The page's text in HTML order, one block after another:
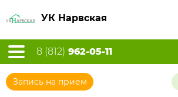
УК Нарвская
8 (812) 962-05-11
Запись на прием